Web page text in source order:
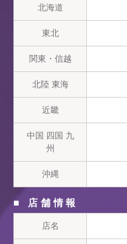
北海道
東北
関東・信越
北陸 東海
近畿
中国 四国 九
州
沖縄
■ 店舗情報
店名